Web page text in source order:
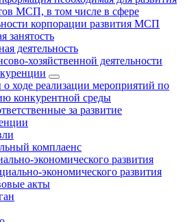
МСП, в том числе в сфере
корпорации развития МСП
занятость
деятельность
хозяйственной деятельности
ходе реализации мероприятий по
конкурентной среды
за развитие
комплаенс
экономического развития
экономического развития
акты